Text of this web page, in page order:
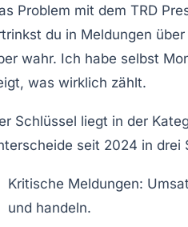
Problem mit dem TRD
du in Meldungen
wahr. Ich habe selbst
was wirklich zählt.
Schlüssel liegt in der
seit 2024 in drei
Kritische Meldungen:
und handeln.